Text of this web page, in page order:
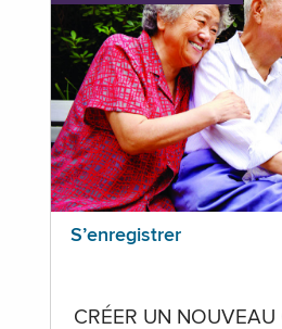
S’enregistrer
CRÉER UN NOUVEAU